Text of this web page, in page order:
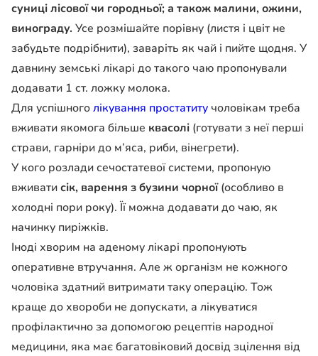
суниці лісової чи городньої; а також малини, ожини,
винограду. Усе розмішайте порівну (листя і цвіт не
забудьте подрібнити), заваріть як чай і пийте щодня. У
давнину земські лікарі до такого чаю пропонували
додавати 1 ст. ложку молока.
Для успішноголікування простатиту чоловікам треба
вживати якомога більше квасолі (готувати з неї перші
страви, гарніри до м’яса, риби, вінегрети).
У кого розлади сечостатевої системи, пропоную
вживатисік, варення з бузини чорної(особливо в
холодні пори року). Її можна додавати до чаю, як
начинку пиріжків.
Іноді хворим на аденому лікарі пропонують
оперативне втручання. Але ж організм не кожного
чоловіка здатний витримати таку операцію. Тож
краще до хвороби не допускати, а лікуватися
профілактично за допомогою рецептів народної
медицини, яка має багатовіковий досвід зцілення від